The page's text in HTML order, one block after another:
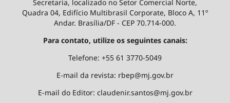
Secretaria, localizado no Setor Comercial Norte,
Quadra 04, Edifício Multibrasil Corporate, Bloco A, 11º
Andar. Brasília/DF - CEP 70.714-000.
Para contato, utilize os seguintes canais:
Telefone: +55 61 3770-5049
E-mail da revista: rbep@mj.gov.br
E-mail do Editor: claudenir.santos@mj.gov.br